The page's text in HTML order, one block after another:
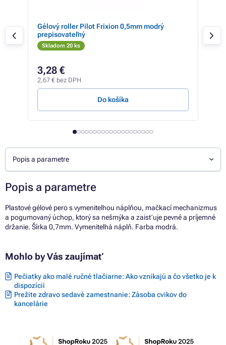
Gélový roller Pilot Frixion 0,5mm modrý
prepisovateľný
Skladom 20 ks
3,28 €
2,67 € bez DPH
Do košíka
Popis a parametre
Popis a parametre
Plastové gélové pero s vymeniteľnou náplňou, mačkací mechanizmus
a pogumovaný úchop, ktorý sa nešmýka a zaisťuje pevné a príjemné
držanie. Šírka 0,7mm. Vymeniteľná náplň. Farba modrá.
Mohlo by Vás zaujímať
Pečiatky ako malé ručné tlačiarne: Ako vznikajú a čo všetko je k
dispozícii
Prežite zdravo sedavé zamestnanie: Zásoba cvikov do
kancelárie